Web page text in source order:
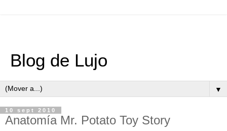
Blog de Lujo
▼
10 sept 2010
Anatomía Mr. Potato Toy Story